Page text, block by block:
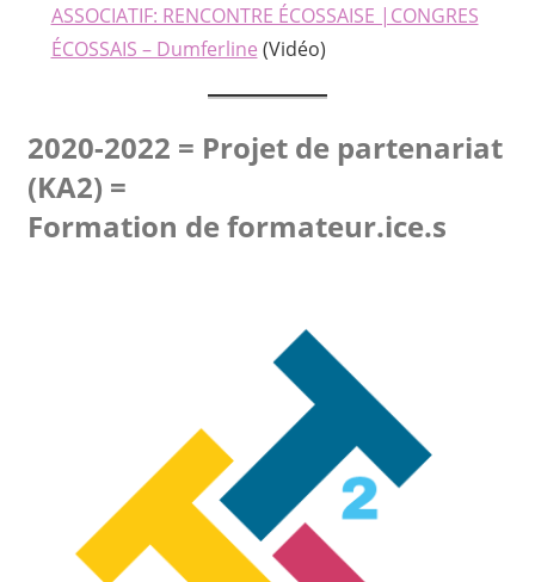
ASSOCIATIF: RENCONTRE ÉCOSSAISE |CONGRES
ÉCOSSAIS – Dumferline (Vidéo)
2020-2022 = Projet de partenariat
(KA2) =
Formation de formateur.ice.s